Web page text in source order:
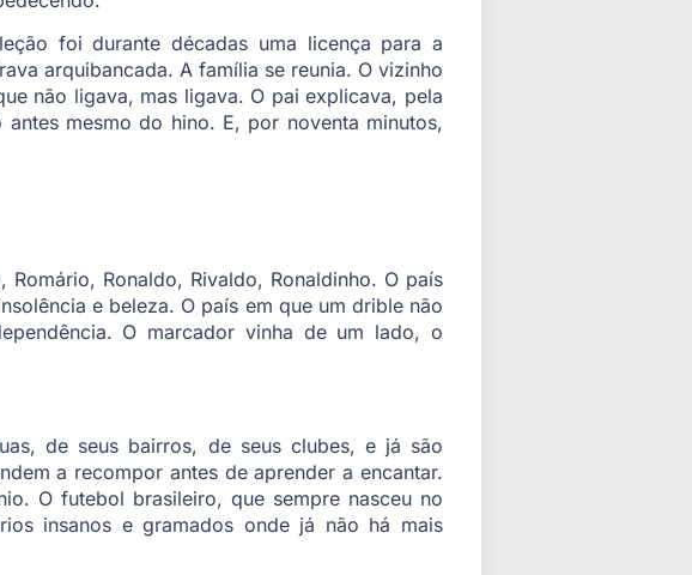
foi durante décadas uma licença para a
arquibancada. A família se reunia. O vizinho
não ligava, mas ligava. O pai explicava, pela
mesmo do hino. E, por noventa minutos,
Ronaldo, Rivaldo, Ronaldinho. O país
e beleza. O país em que um drible não
O marcador vinha de um lado, o
de seus bairros, de seus clubes, e já são
a recompor antes de aprender a encantar.
O futebol brasileiro, que sempre nasceu no
insanos e gramados onde já não há mais